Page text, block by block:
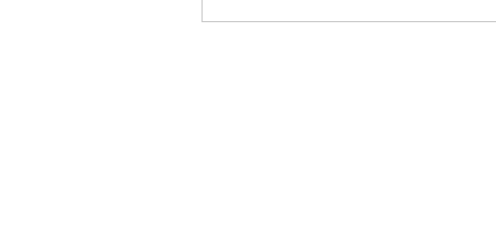
リム幅で走りは変わる！シャ